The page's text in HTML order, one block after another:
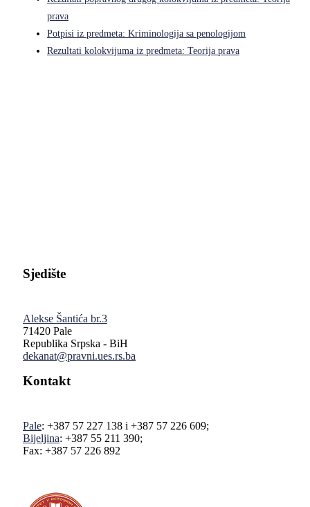
prava
Potpisi iz predmeta: Kriminologija sa penologijom
Rezultati kolokvijuma iz predmeta: Teorija prava
Sjedište
Alekse Šantića br.3
71420 Pale
Republika Srpska - BiH
dekanat@pravni.ues.rs.ba
Kontakt
Pale: +387 57 227 138 i +387 57 226 609;
Bijeljina: +387 55 211 390;
Fax: +387 57 226 892